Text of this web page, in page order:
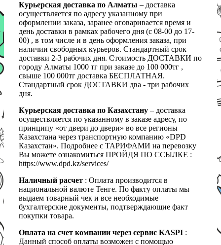
Курьерская доставка по Алматы – доставка
осуществляется по адресу указанному при
оформлении заказа, заранее оговаривается время и
день доставки в рамках рабочего дня (с 08-00 до 17-
00) , в том числе и в день оформления заказа, при
наличии свободных курьеров. Стандартный срок
доставки 2-3 рабочих дня. Стоимость ДОСТАВКИ по
городу Алматы 1000 тг при заказе до 100 000тг ,
свыше 100 000тг доставка БЕСПЛАТНАЯ.
Стандартный срок ДОСТАВКИ два - три рабочих
дня.
Курьерская доставка по Казахстану – доставка
осуществляется по указанному в заказе адресу, по
принципу «от двери до двери» во все регионы
Казахстана через транспортную компанию «DPD
Казахстан». Подробнее с ТАРИФАМИ на перевозку
Вы можете ознакомиться ПРОЙДЯ ПО ССЫЛКЕ :
https://www.dpd.kz/services/
Наличный расчет : Оплата производится в
национальной валюте Тенге. По факту оплаты мы
выдаем товарный чек и все необходимые
бухгалтерские документы, подтверждающие факт
покупки товара.
Оплата на счет компании через сервис KASPI :
Данный способ оплаты возможен с помощью